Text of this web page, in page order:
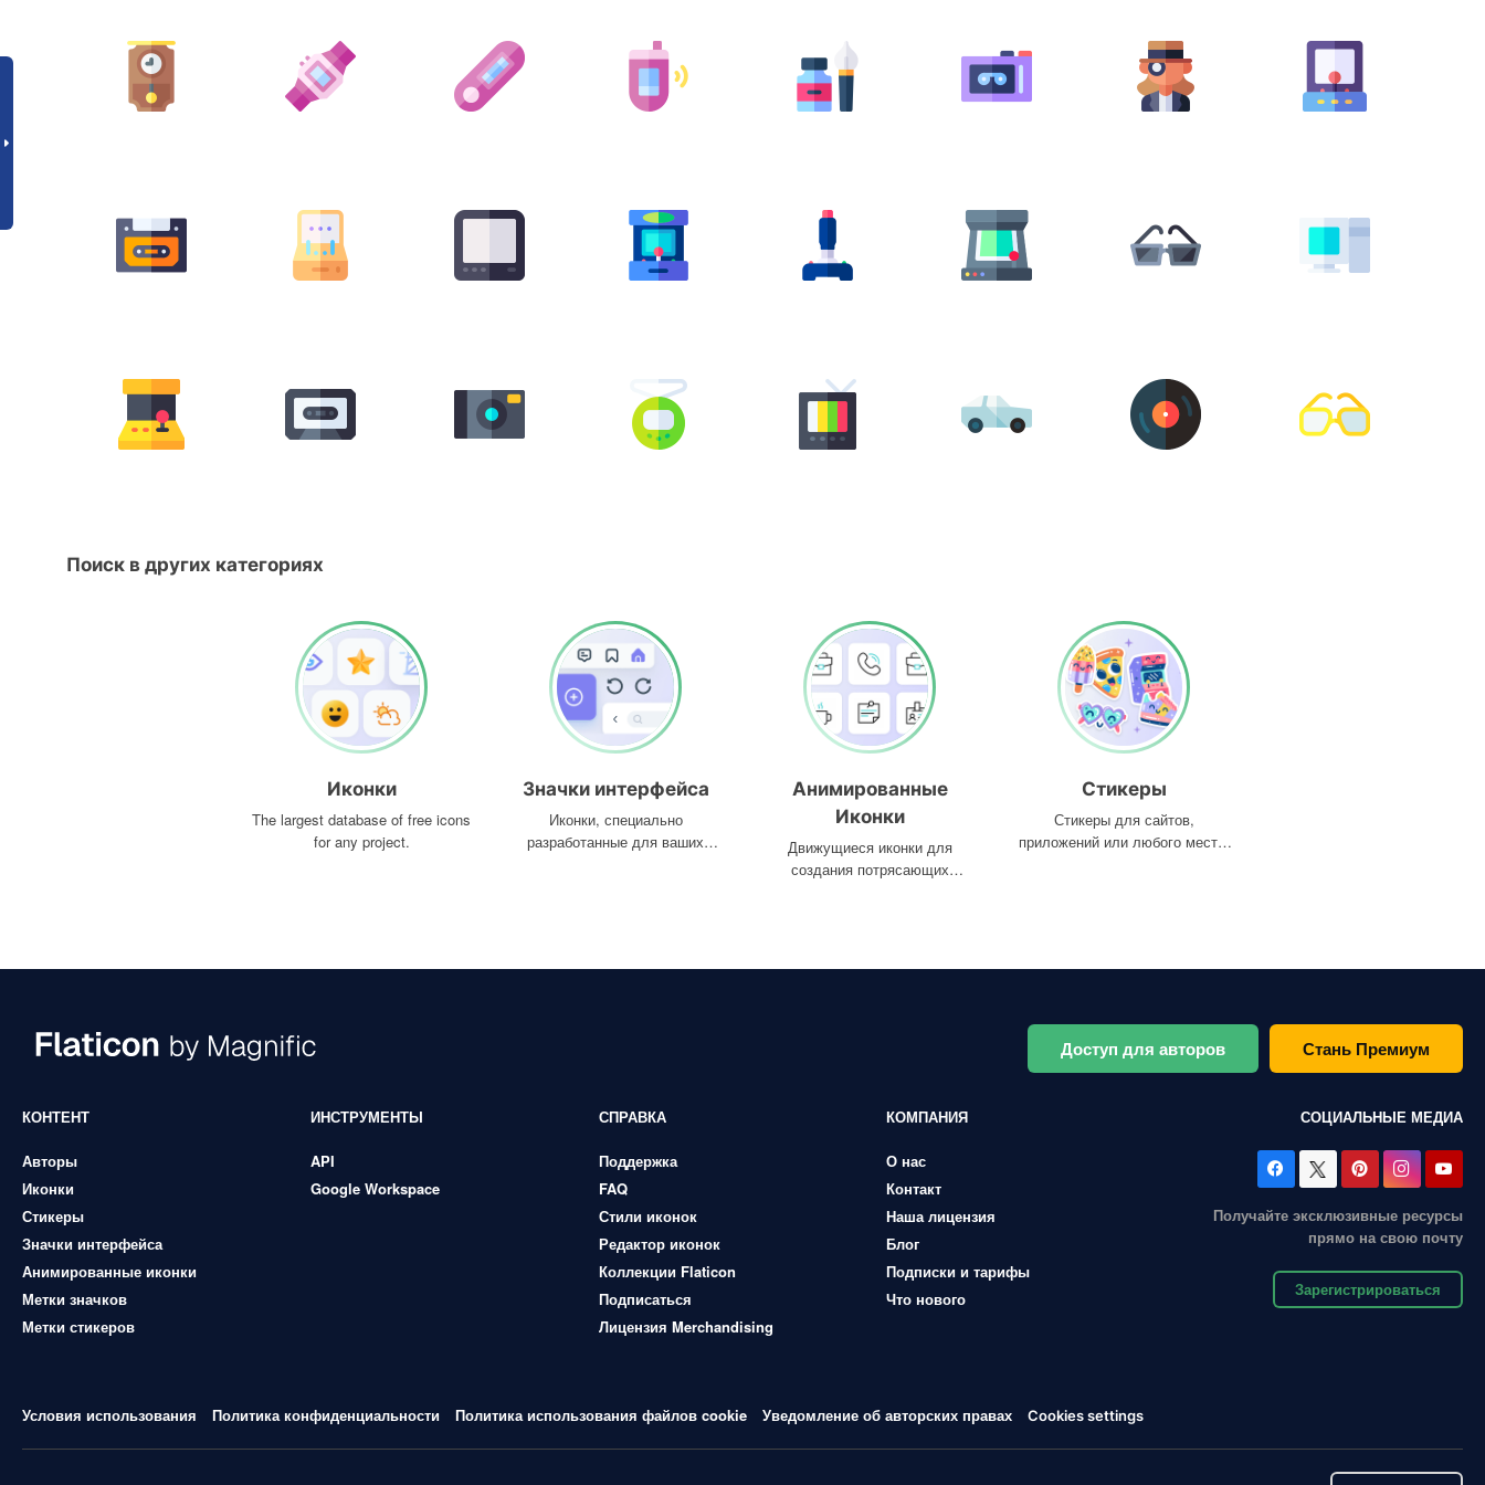
Поиск в других категориях
Иконки
The largest database of free icons
for any project.
Значки интерфейса
Иконки, специально
разработанные для ваших
Анимированные
Иконки
Движущиеся иконки для
создания потрясающих
Стикеры
Стикеры для сайтов,
приложений или любого места,
Доступ для авторов Стань Премиум
КОНТЕНТ
Авторы
Иконки
Стикеры
Значки интерфейса
Анимированные иконки
Метки значков
Метки стикеров
ИНСТРУМЕНТЫ
API
Google Workspace
СПРАВКА
Поддержка
FAQ
Стили иконок
Редактор иконок
Коллекции Flaticon
Подписаться
Лицензия Merchandising
КОМПАНИЯ
О нас
Контакт
Наша лицензия
Блог
Подписки и тарифы
Что нового
СОЦИАЛЬНЫЕ МЕДИА
Получайте эксклюзивные ресурсы
прямо на свою почту
Зарегистрироваться
Условия использования Политика конфиденциальности Политика использования файлов cookie Уведомление об авторских правах Cookies settings